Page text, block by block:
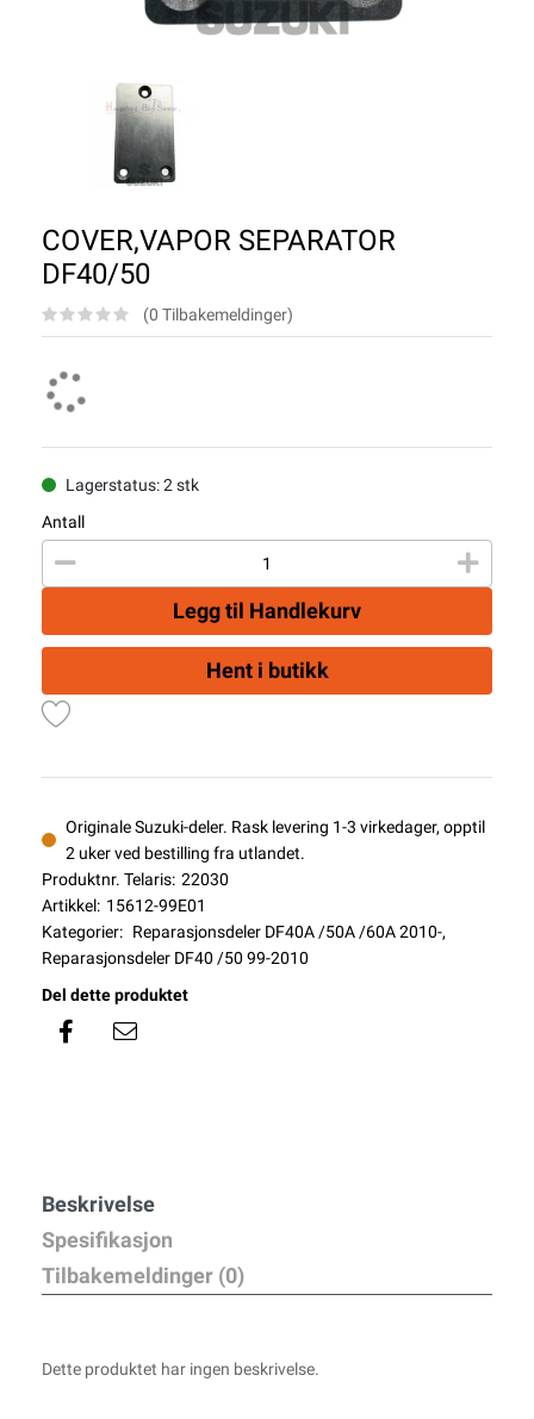
COVER,VAPOR SEPARATOR
DF40/50
(0 Tilbakemeldinger)
Lagerstatus: 2 stk
Antall
Legg til Handlekurv
Hent i butikk
Originale Suzuki-deler. Rask levering 1-3 virkedager, opptil
2 uker ved bestilling fra utlandet.
Produktnr. Telaris: 22030
Artikkel: 15612-99E01
Kategorier: Reparasjonsdeler DF40A /50A /60A 2010-,
Reparasjonsdeler DF40 /50 99-2010
Del dette produktet
Beskrivelse
Spesifikasjon
Tilbakemeldinger (0)
Dette produktet har ingen beskrivelse.